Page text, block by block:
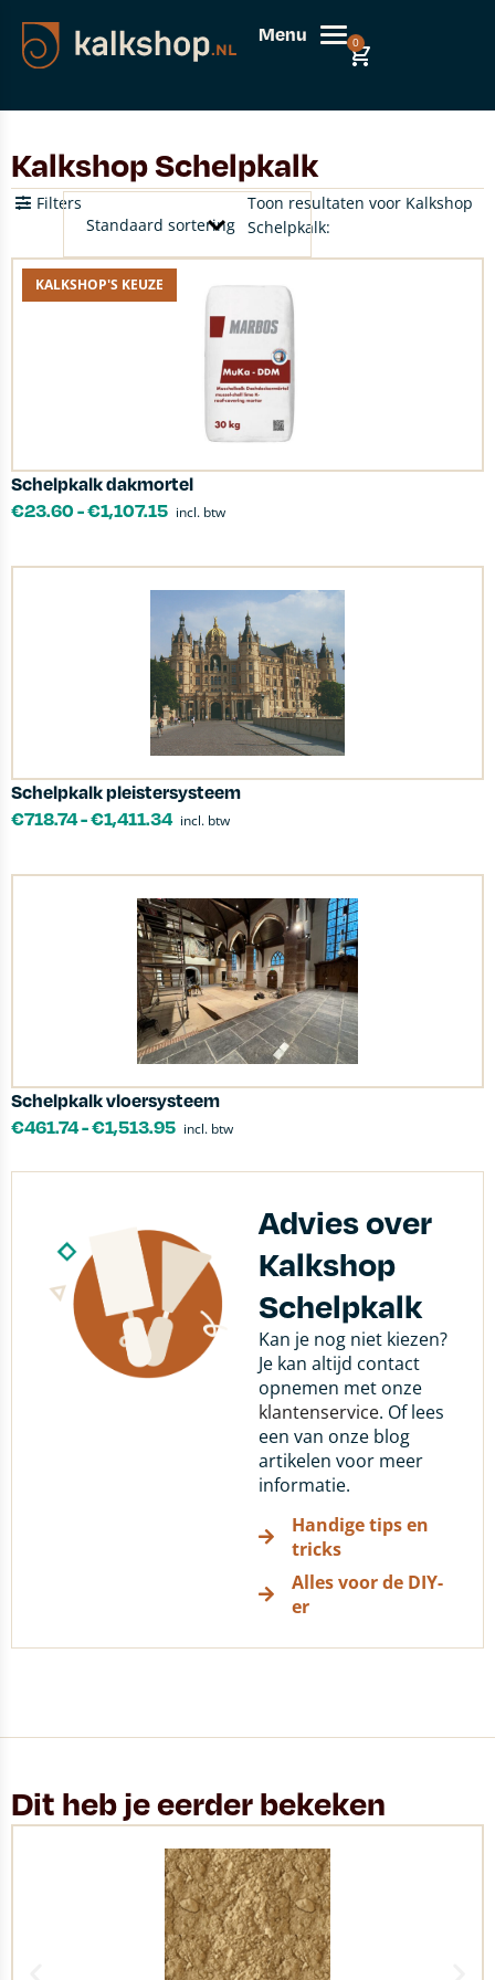
Menu 0
Kalkshop Schelpkalk
Toon resultaten voor Kalkshop
Schelpkalk:
Filters
KALKSHOP'S KEUZE
Schelpkalk dakmortel
€23.60-€1,107.15 incl. btw
Schelpkalk pleistersysteem
€718.74-€1,411.34 incl. btw
Schelpkalk vloersysteem
€461.74-€1,513.95 incl. btw
Advies over
Kalkshop
Schelpkalk
Kan je nog niet kiezen?
Je kan altijd contact
opnemen met onze
klantenservice. Of lees
een van onze blog
artikelen voor meer
informatie.
Handige tips en
tricks
Alles voor de DIY-
er
Dit heb je eerder bekeken